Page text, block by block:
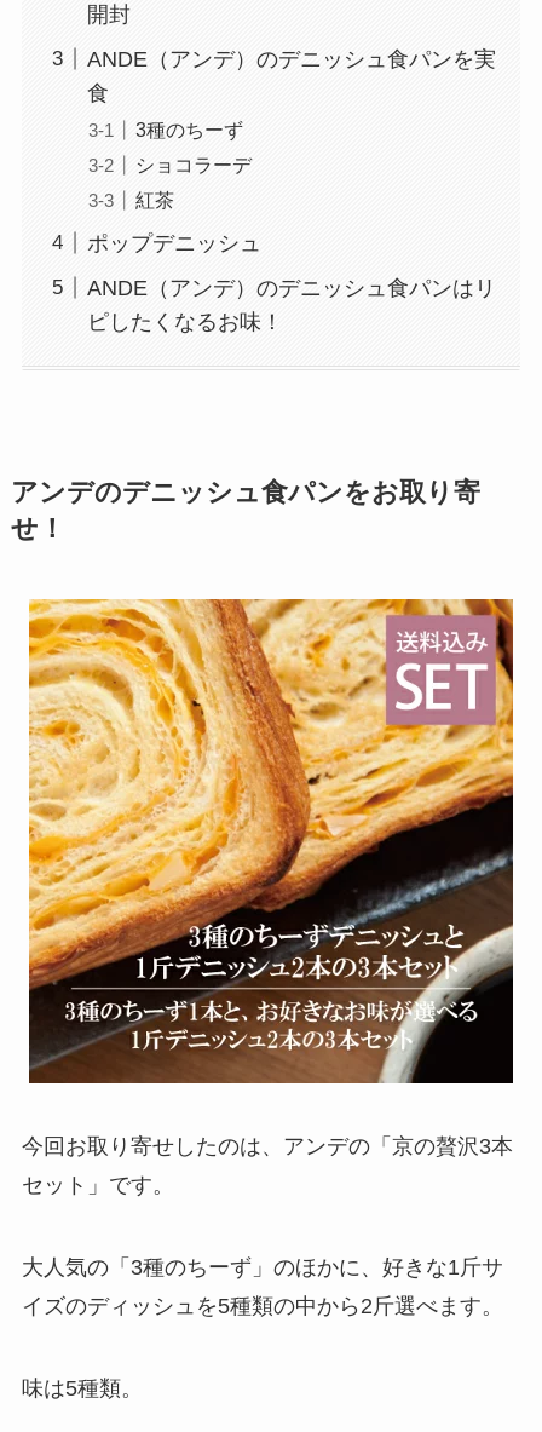
開封
ANDE（アンデ）のデニッシュ食パンを実
食
3種のちーず
ショコラーデ
紅茶
ポップデニッシュ
ANDE（アンデ）のデニッシュ食パンはリ
ピしたくなるお味！
アンデのデニッシュ食パンをお取り寄
せ ！
今回お取り寄せしたのは、アンデの「京の贅沢3本
セット」です。
大人気の「3種のちーず」のほかに、好きな1斤サ
イズのディッシュを5種類の中から2斤選べます。
味は5種類。